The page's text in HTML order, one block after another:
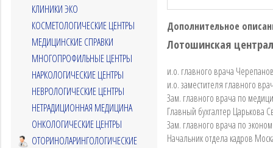
Дополнительное
Лотошинская
и.о. главного врача
и.о. заместителя главного
Зам. главного врача по
Главный бухгалтер Царькова
Зам. главного врача по
Начальник отдела кадров
КЛИНИКИ ЭКО
КОСМЕТОЛОГИЧЕСКИЕ ЦЕНТРЫ
МЕДИЦИНСКИЕ СПРАВКИ
МНОГОПРОФИЛЬНЫЕ ЦЕНТРЫ
НАРКОЛОГИЧЕСКИЕ ЦЕНТРЫ
НЕВРОЛОГИЧЕСКИЕ ЦЕНТРЫ
НЕТРАДИЦИОННАЯ МЕДИЦИНА
ОНКОЛОГИЧЕСКИЕ ЦЕНТРЫ
ОТОРИНОЛАРИНГОЛОГИЧЕСКИЕ